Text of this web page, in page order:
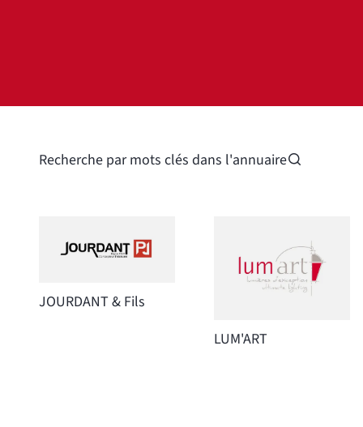
Recherche par mots clés dans l'annuaire
JOURDANT & Fils
LUM'ART